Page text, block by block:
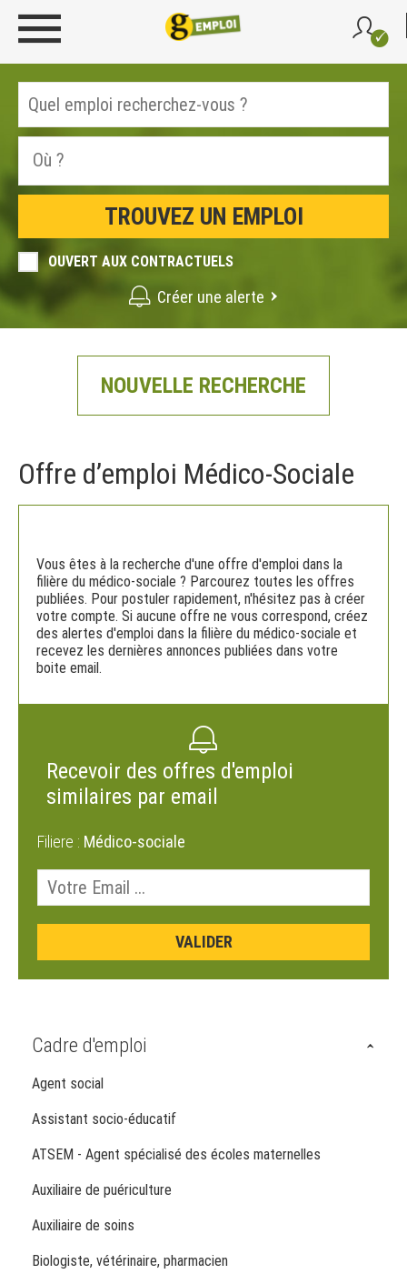
OUVERT AUX CONTRACTUELS
Créer une alerte
NOUVELLE RECHERCHE
Offre d’emploi Médico-Sociale
Vous êtes à la recherche d'une offre d'emploi dans la
filière du médico-sociale ? Parcourez toutes les offres
publiées. Pour postuler rapidement, n'hésitez pas à créer
votre compte. Si aucune offre ne vous correspond, créez
des alertes d'emploi dans la filière du médico-sociale et
recevez les dernières annonces publiées dans votre
boite email.
Recevoir des offres d'emploi
similaires par email
Filiere : Médico-sociale
Cadre d'emploi
Agent social
Assistant socio-éducatif
ATSEM - Agent spécialisé des écoles maternelles
Auxiliaire de puériculture
Auxiliaire de soins
Biologiste, vétérinaire, pharmacien